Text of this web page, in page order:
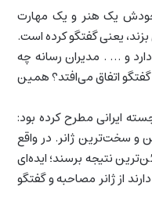
خودش یک هنر و یک مهارت
یعنی گفتگو کرده است.
دارد و … . مدیران رسانه چه
اتفاق می‌افتد؟ همین
ایرانی مطرح کرده بود:
و سخت‌ترین ژانر. در واقع
نتیجه برسند؛ ایده‌ای
از ژانر مصاحبه و گفتگو